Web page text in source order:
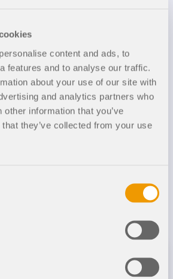
content and ads, to
features and to analyse our traffic.
about your use of our site with
and analytics partners who
information that you’ve
they’ve collected from your use
zapewnia mapy stref do
5021
10422
8909
809
8
całkowity
Wymiary
(metryczne)
51,610 x
22,050 x
28,150 m
Wymiary
(imperialne)
169.32 x
72.34 x
jakieś pytania?